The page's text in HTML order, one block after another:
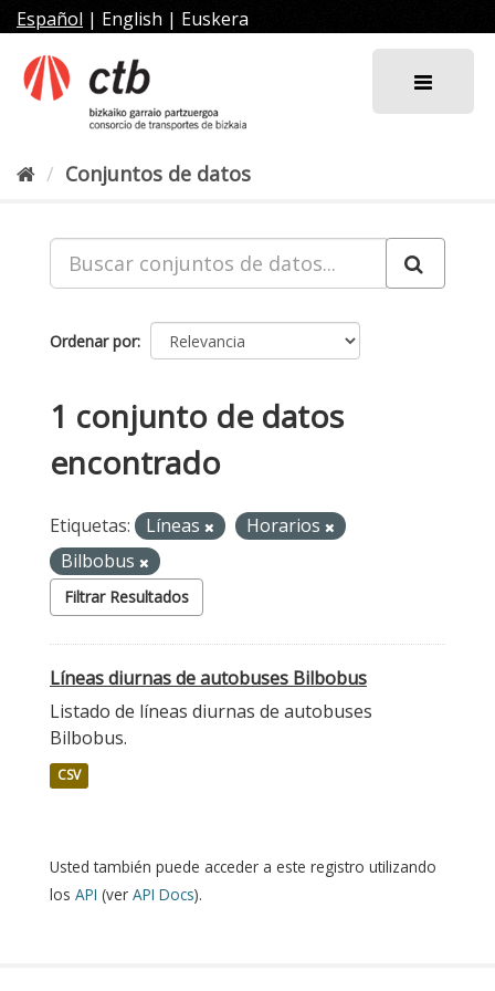
al
contenido
Español | English | Euskera
Conjuntos de datos
Ordenar por
1 conjunto de datos
encontrado
Etiquetas: Líneas
Horarios
Bilbobus
Filtrar Resultados
Líneas diurnas de autobuses Bilbobus
Listado de líneas diurnas de autobuses
Bilbobus.
CSV
Usted también puede acceder a este registro utilizando
los API (ver API Docs).